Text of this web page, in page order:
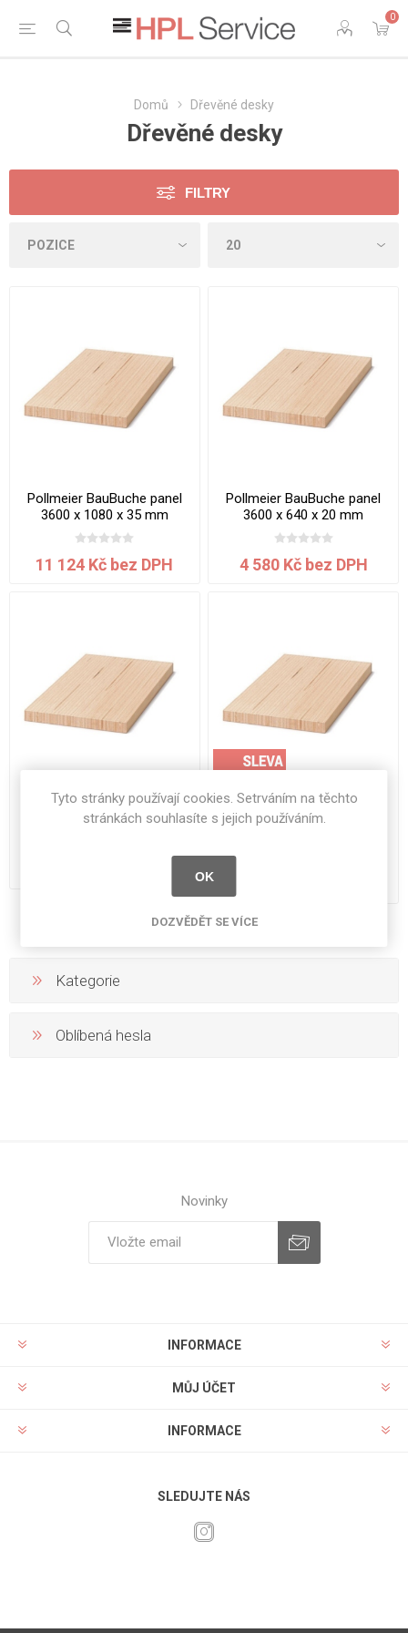
0
Domů Dřevěné desky
Dřevěné desky
FILTRY
Pollmeier BauBuche panel
3600 x 1080 x 35 mm
11 124 Kč bez DPH
Pollmeier BauBuche panel
3600 x 640 x 20 mm
4 580 Kč bez DPH
Pollmeier BauBuche panel
3600 x 640 x 35 mm
Pollmeier BauBuche panel
3600 x 640 x 45 mm
Kategorie
Oblíbená hesla
Novinky
INFORMACE
MŮJ ÚČET
INFORMACE
SLEDUJTE NÁS
Tyto stránky používají cookies. Setrváním na těchto
stránkách souhlasíte s jejich používáním.
OK
DOZVĚDĚT SE VÍCE